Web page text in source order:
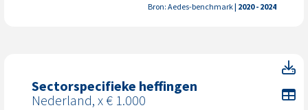
Bron: Aedes-benchmark| 2020 - 2024
Sectorspecifieke heffingen
Nederland, x € 1.000